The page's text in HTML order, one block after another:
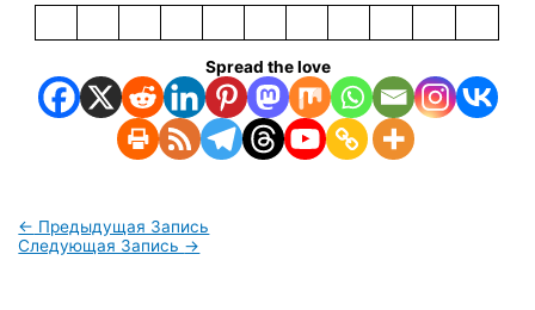
Spread the love
← Предыдущая Запись
Следующая Запись →